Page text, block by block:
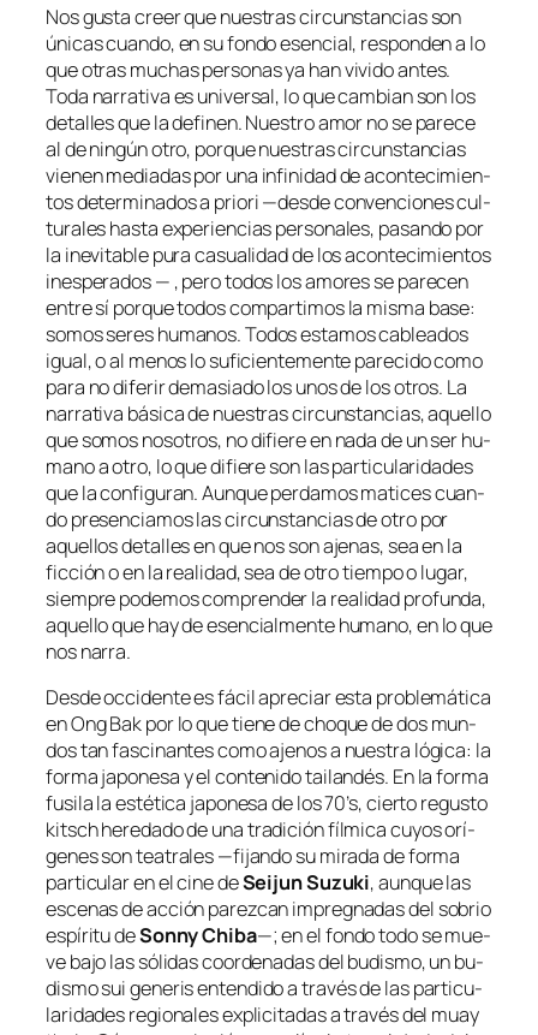
Nos gus­ta creer que nues­tras cir­cuns­tan­cias son
úni­cas cuan­do, en su fon­do esen­cial, res­pon­den a lo
que otras mu­chas per­so­nas ya han vi­vi­do an­tes.
Toda na­rra­ti­va es uni­ver­sal, lo que cam­bian son los
de­ta­lles que la de­fi­nen. Nuestro amor no se pa­re­ce
al de nin­gún otro, por­que nues­tras cir­cuns­tan­cias
vie­nen me­dia­das por una in­fi­ni­dad de acon­te­ci­mien­
tos de­ter­mi­na­dosa prio­ri—des­de con­ven­cio­nes cul­
tu­ra­les has­ta ex­pe­rien­cias per­so­na­les, pa­san­do por
la in­evi­ta­ble pu­ra ca­sua­li­dad de los acon­te­ci­mien­tos
ines­pe­ra­dos — , pe­ro to­dos los amo­res se pa­re­cen
en­tre sí por­que to­dos com­par­ti­mos la mis­ma ba­se:
so­mos se­res hu­ma­nos. Todos es­ta­mos ca­blea­dos
igual, o al me­nos lo su­fi­cien­te­men­te pa­re­ci­do co­mo
pa­ra no di­fe­rir de­ma­sia­do los unos de los otros. La
na­rra­ti­va bá­si­ca de nues­tras cir­cuns­tan­cias, aque­llo
que so­mos no­so­tros, no di­fie­re en na­da de un ser hu­
mano a otro, lo que di­fie­re son las par­ti­cu­la­ri­da­des
que la con­fi­gu­ran. Aunque per­da­mos ma­ti­ces cuan­
do pre­sen­cia­mos las cir­cuns­tan­cias de otro por
aque­llos de­ta­lles en que nos son aje­nas, sea en la
fic­ción o en la reali­dad, sea de otro tiem­po o lu­gar,
siem­pre po­de­mos com­pren­der la reali­dad pro­fun­da,
aque­llo que hay de esen­cial­men­te hu­mano, en lo que
nos narra.
Desde oc­ci­den­te es fá­cil apre­ciar es­ta pro­ble­má­ti­ca
enOng Bakpor lo que tie­ne de cho­que de dos mun­
dos tan fas­ci­nan­tes co­mo aje­nos a nues­tra ló­gi­ca: la
for­ma ja­po­ne­sa y el con­te­ni­do tai­lan­dés. En la for­ma
fu­si­la la es­té­ti­ca ja­po­ne­sa de los 70’s, cier­to re­gus­to
kitschhe­re­da­do de una tra­di­ción fíl­mi­ca cu­yos orí­
ge­nes son tea­tra­les —fi­jan­do su mi­ra­da de for­ma
par­ti­cu­lar en el ci­ne deSeijun Suzuki, aun­que las
es­ce­nas de ac­ción pa­rez­can im­preg­na­das del so­brio
es­pí­ri­tu deSonny Chiba—; en el fon­do to­do se mue­
ve ba­jo las só­li­das coor­de­na­das del bu­dis­mo, un bu­
dis­mosui ge­ne­risen­ten­di­do a tra­vés de las par­ti­cu­
la­ri­da­des re­gio­na­les ex­pli­ci­ta­das a tra­vés del muay